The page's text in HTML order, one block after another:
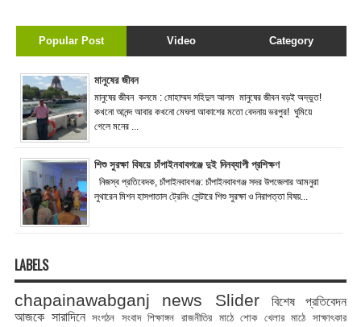
Popular Post Video Category
মানুষের জীবন
মানুষের জীবন কলমে : মোহাম্মদ সহিদুল আলম মানুষের জীবন বড়ই অদ্ভুত!
কখনো আনন্দ আবার কখনো মেঘলা আকাশের মতো বেদনায় ভরপুর! ঘুমিয়ে
গেলে মনের ...
শিশু সুরক্ষা বিষয়ে চাঁপাইনবাবগঞ্জে দুই দিনব্যাপী প্রশিক্ষণ
নিজস্ব প্রতিবেদক, চাঁপাইনবাবগঞ্জ: চাঁপাইনবাবগঞ্জ সদর উপজেলার আমনুরা
লুথারেন মিশন হাসপাতাল ট্রেনিং সেন্টারে শিশু সুরক্ষা ও নিরাপত্তা বিষয়...
LABELS
chapainawabganj news Slider
বিশেষ প্রতিবেদন
আজকে সারাদিনে সংগঠন সংবাদ শিক্ষাঙ্গন রাজনীতির মাঠে শোক খেলার মাঠে
সাক্ষাৎকার